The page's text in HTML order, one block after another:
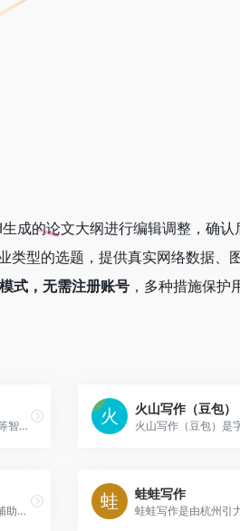
成的论文大纲进行编辑调整，确
类型的选题，提供真实网络数据、
式，无需注册账号 ，多种措施保护
小红书笔记、公众号、周报总结、视频脚本等智能文案生成平台
火山写作（豆包）
火山写作（豆包）是
笔灵AI小说是笔灵推出的AI小说写作工具，辅助用户快速创作优质小说
蛙蛙写作
蛙蛙写作是由杭州引